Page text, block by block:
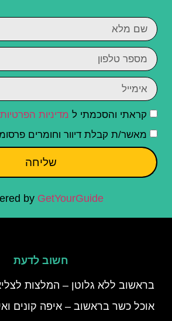
קראתי והסכמתי ל מדיניות הפרטיות
מאשר/ת קבלת דיוור וחומרים
שליחה
by GetYourGuide
חשוב לדעת
בראשוב ללא גלוטן – המלצות
אוכל כשר בראשוב – איפה קונים